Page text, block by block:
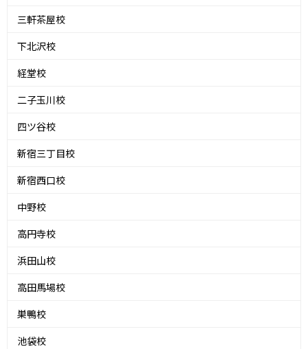
三軒茶屋校
下北沢校
経堂校
二子玉川校
四ツ谷校
新宿三丁目校
新宿西口校
中野校
高円寺校
浜田山校
高田馬場校
巣鴨校
池袋校